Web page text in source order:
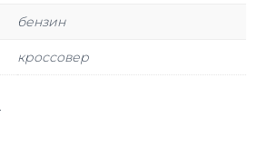
бензин
кроссовер